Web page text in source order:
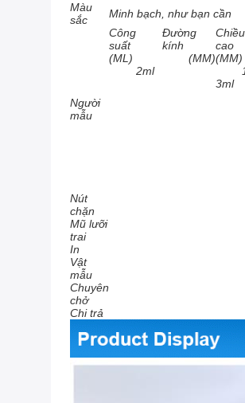
Màu
sắc
Minh bạch, như bạn cần
Người
mẫu
Công
suất
(ML)
Đường
kính
(MM)
Chiều
cao
(MM)
2ml
3ml
Nút
chặn
Mũ lưỡi
trai
In
Vật
mẫu
Chuyên
chở
Chi trả